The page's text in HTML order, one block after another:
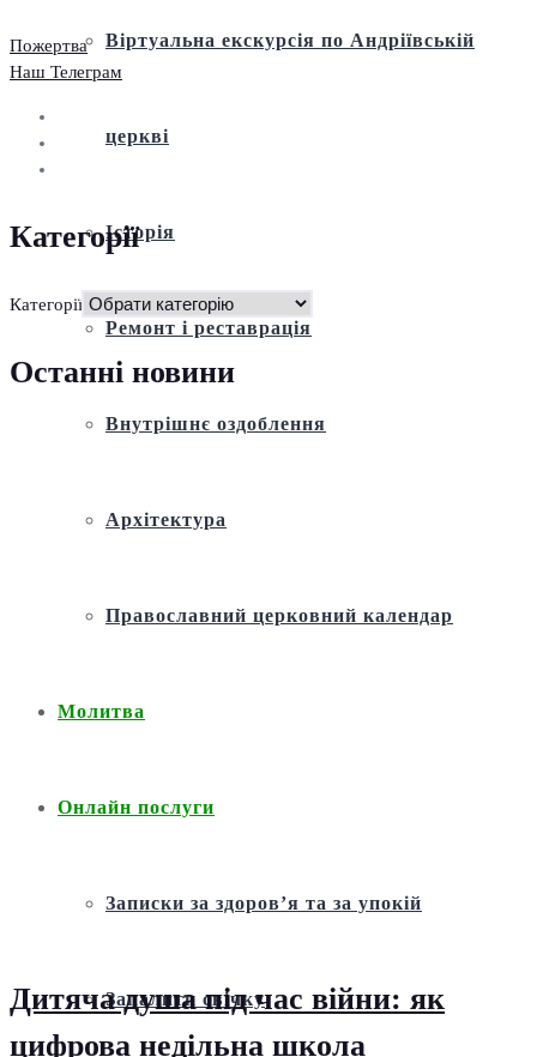
Віртуальна екскурсія по Андріївській
церкві
Історія
Ремонт і реставрація
Внутрішнє оздоблення
Архітектура
Православний церковний календар
Молитва
Онлайн послуги
Записки за здоров’я та за упокій
Запалити свічку
Пожертва
Наш Телеграм
Категорії
Категорії
Останні новини
Дитяча душа під час війни: як
цифрова недільна школа